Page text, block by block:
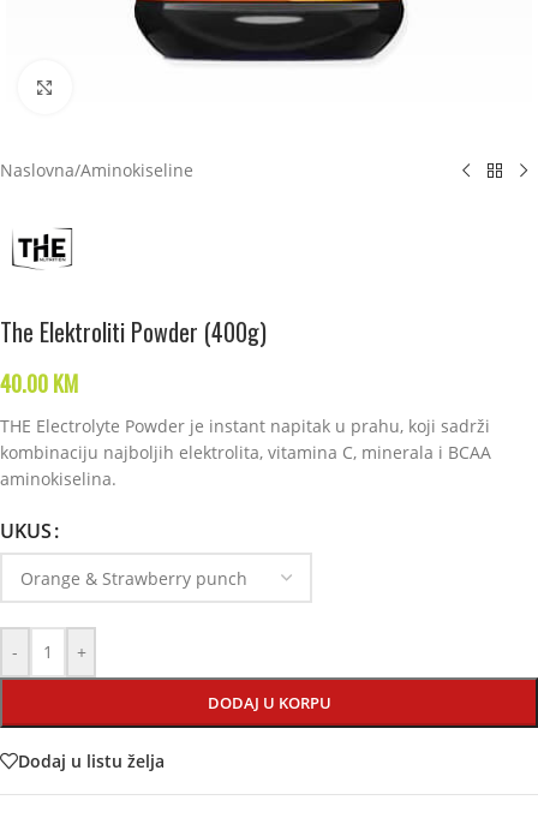
Naslovna/Aminokiseline
The Elektroliti Powder (400g)
40.00KM
THE Electrolyte Powder je instant napitak u prahu, koji sadrži
kombinaciju najboljih elektrolita, vitamina C, minerala i BCAA
aminokiselina.
UKUS
- +
DODAJ U KORPU
Dodaj u listu želja